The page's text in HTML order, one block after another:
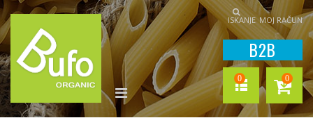
MOJ RAČUN
ISKANJE
B2B
0
0